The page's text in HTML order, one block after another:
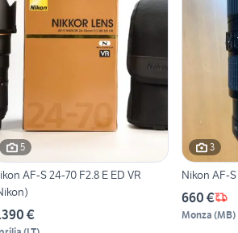
5
AF-S 24-70 F2.8 E ED VR
€
3
660 €
Monza (MB)